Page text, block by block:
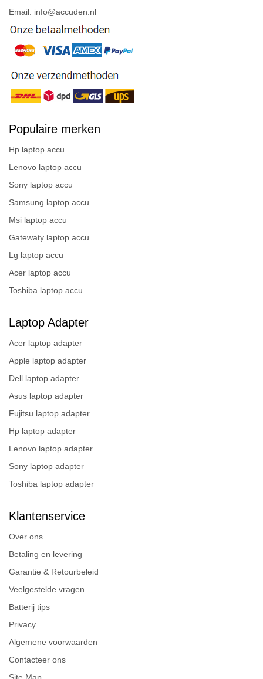
Email: info@accuden.nl
Populaire merken
Hp laptop accu
Lenovo laptop accu
Sony laptop accu
Samsung laptop accu
Msi laptop accu
Gatewaty laptop accu
Lg laptop accu
Acer laptop accu
Toshiba laptop accu
Laptop Adapter
Acer laptop adapter
Apple laptop adapter
Dell laptop adapter
Asus laptop adapter
Fujitsu laptop adapter
Hp laptop adapter
Lenovo laptop adapter
Sony laptop adapter
Toshiba laptop adapter
Klantenservice
Over ons
Betaling en levering
Garantie & Retourbeleid
Veelgestelde vragen
Batterij tips
Privacy
Algemene voorwaarden
Contacteer ons